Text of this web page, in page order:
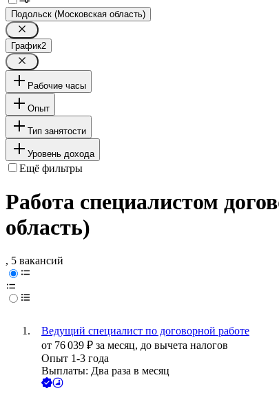
Подольск (Московская область)
График2
Рабочие часы
Опыт
Тип занятости
Уровень дохода
Ещё фильтры
Работа специалистом
область)
, 5 вакансий
Ведущий специалист по договорной работе
от 76 039 ₽ за месяц, до вычета налогов
Опыт 1-3 года
Выплаты: Два раза в месяц